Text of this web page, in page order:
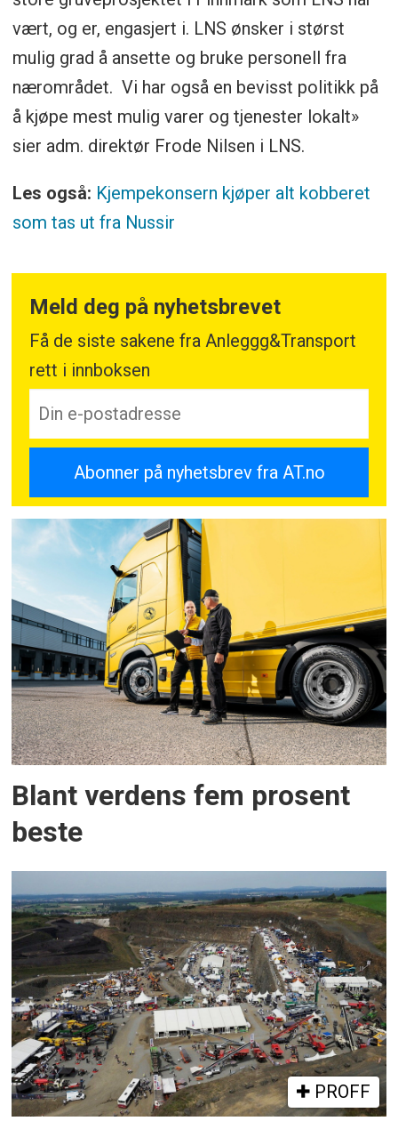
vært, og er, engasjert i. LNS ønsker i størst
mulig grad å ansette og bruke personell fra
nærområdet. Vi har også en bevisst politikk på
å kjøpe mest mulig varer og tjenester lokalt»
sier adm. direktør Frode Nilsen i LNS.
Les også: Kjempekonsern kjøper alt kobberet
som tas ut fra Nussir
Meld deg på nyhetsbrevet
Få de siste sakene fra Anleggg&Transport
rett i innboksen
Blant verdens fem prosent
beste
PROFF